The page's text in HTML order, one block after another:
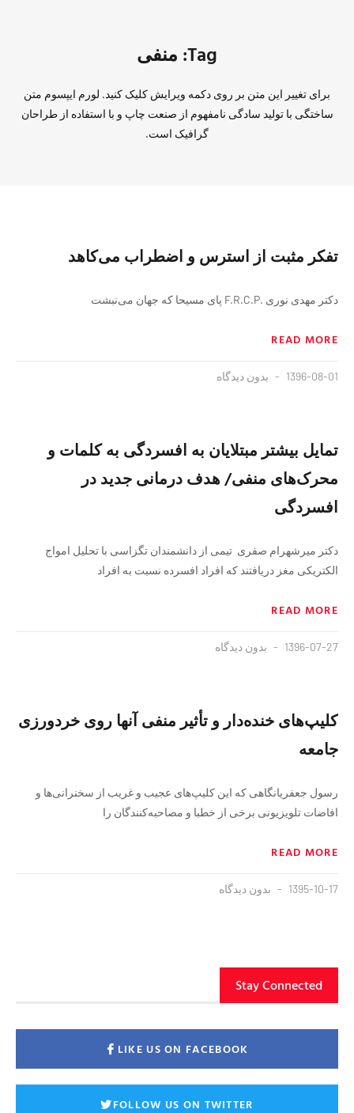
Tag: منفی
برای تغییر این متن بر روی دکمه ویرایش کلیک کنید. لورم ایپسوم متن
ساختگی با تولید سادگی نامفهوم از صنعت چاپ و با استفاده از طراحان
گرافیک است.
تفکر مثبت از استرس ‌و ‌اضطراب می‌کاهد
دکتر مهدی نوری .F.R.C.P پای مسیحا که جهان می‌نبشت
READ MORE
1396-08-01 بدون دیدگاه
تمایل بیشتر مبتلایان به افسردگی به کلمات و
محرک‌های منفی/ هدف درمانی جدید در
افسردگی
دکتر میرشهرام صفری تیمی از دانشمندان تگزاسی با تحلیل امواج
الکتریکی مغز دریافتند که افراد افسرده نسبت به افراد
READ MORE
1396-07-27 بدون دیدگاه
کلیپ‌های خنده‌دار و تأثیر منفی آنها روی خردورزی
جامعه
رسول جعفریانگاهی که این کلیپ‌های عجیب و غریب از سخنرانی‌ها و
افاضات تلویزیونی برخی از خطبا و مصاحبه‌کنندگان را
READ MORE
1395-10-17 بدون دیدگاه
Stay Connected
LIKE US ON FACEBOOK
FOLLOW US ON TWITTER